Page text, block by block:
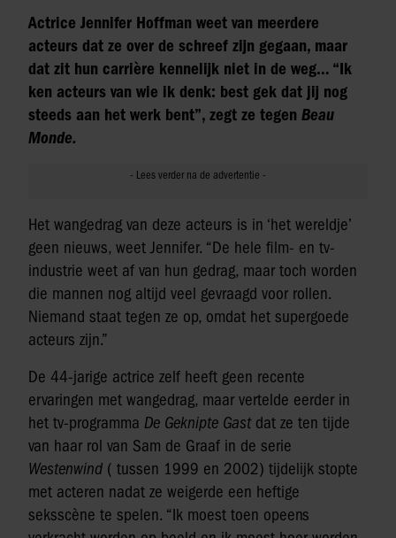
Actrice Jennifer Hoffman weet van meerdere
acteurs dat ze over de schreef zijn gegaan, maar
dat zit hun carrière kennelijk niet in de weg… “Ik
ken acteurs van wie ik denk: best gek dat jij nog
steeds aan het werk bent”, zegt ze tegen Beau
Monde.
Het wangedrag van deze acteurs is in ‘het wereldje’
geen nieuws, weet Jennifer. “De hele film- en tv-
industrie weet af van hun gedrag, maar toch worden
die mannen nog altijd veel gevraagd voor rollen.
Niemand staat tegen ze op, omdat het supergoede
acteurs zijn.”
De 44-jarige actrice zelf heeft geen recente
ervaringen met wangedrag, maar vertelde eerder in
het tv-programma De Geknipte Gastdat ze ten tijde
van haar rol van Sam de Graaf in de serie
Westenwind ( tussen 1999 en 2002) tijdelijk stopte
met acteren nadat ze weigerde een heftige
seksscène te spelen. “Ik moest toen opeens